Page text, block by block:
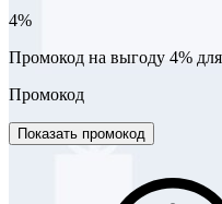
4%
Промокод на выгоду 4%
Промокод
Показать промокод